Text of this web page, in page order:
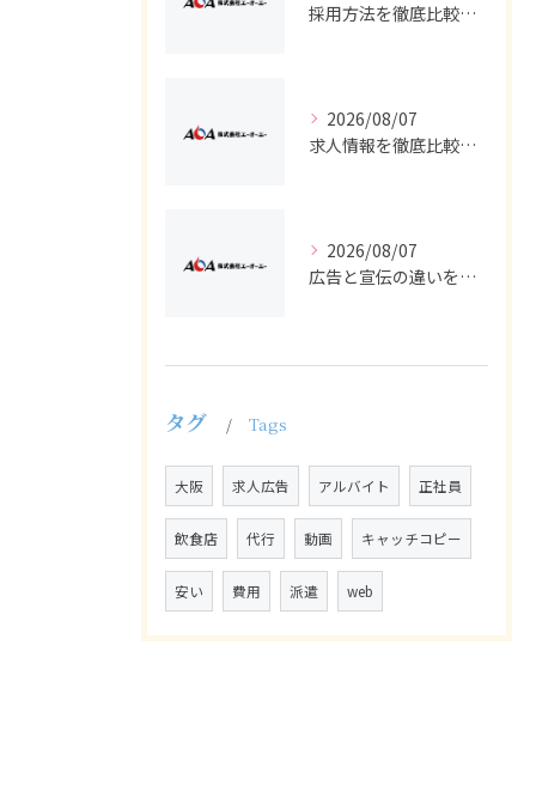
採用方法を徹底比較求人広告でバイトと正社員の最適解を探る
2026/08/07
求人情報を徹底比較して正社員やバイトを効率よく見つける実践ガイド
2026/08/07
広告と宣伝の違いを押さえた採用求人戦略とバイト正社員獲得の実務ポイント
タグ Tags
大阪 求人広告 アルバイト 正社員
飲食店 代行 動画 キャッチコピー
安い 費用 派遣 web